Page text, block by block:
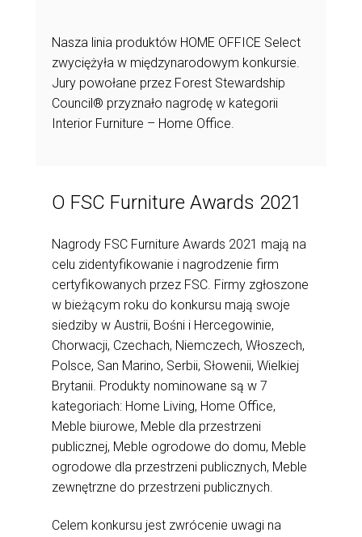
Nasza linia produktów HOME OFFICE Select
zwyciężyła w międzynarodowym konkursie.
Jury powołane przez Forest Stewardship
Council® przyznało nagrodę w kategorii
Interior Furniture – Home Office.
O FSC Furniture Awards 2021
Nagrody FSC Furniture Awards 2021 mają na
celu zidentyfikowanie i nagrodzenie firm
certyfikowanych przez FSC. Firmy zgłoszone
w bieżącym roku do konkursu mają swoje
siedziby w Austrii, Bośni i Hercegowinie,
Chorwacji, Czechach, Niemczech, Włoszech,
Polsce, San Marino, Serbii, Słowenii, Wielkiej
Brytanii. Produkty nominowane są w 7
kategoriach: Home Living, Home Office,
Meble biurowe, Meble dla przestrzeni
publicznej, Meble ogrodowe do domu, Meble
ogrodowe dla przestrzeni publicznych, Meble
zewnętrzne do przestrzeni publicznych.
Celem konkursu jest zwrócenie uwagi na